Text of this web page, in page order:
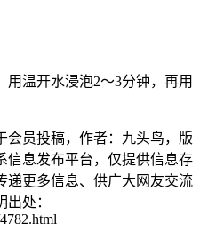
温开水浸泡2～3分钟，再用
会员投稿，作者：九头鸟，版
信息发布平台，仅提供信息存
递更多信息、供广大网友交流
处：